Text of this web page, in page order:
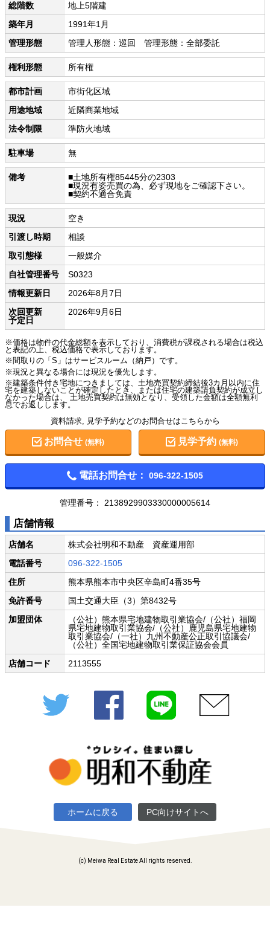
総階数
地上5階建
築年月
1991年1月
管理形態
管理人形態：巡回 管理形態：全部委託
権利形態 所有権
都市計画
市街化区域
用途地域
近隣商業地域
法令制限
準防火地域
駐車場 無
備考
■土地所有権85445分の2303
■現況有姿売買の為、必ず現地をご確認下さい。
■契約不適合免責
現況
空き
引渡し時期
相談
取引態様
一般媒介
自社管理番号
S0323
情報更新日
2026年8月7日
次回更新
予定日
2026年9月6日
※価格は物件の代金総額を表示しており、消費税が課税される場合は税込
と表記の上、税込価格で表示しております。
※間取りの「S」はサービスルーム（納戸）です。
※現況と異なる場合には現況を優先します。
※建築条件付き宅地につきましては、土地売買契約締結後3カ月以内に住
宅を建築しないことが確定したとき、または住宅の建築請負契約が成立し
なかった場合は、 土地売買契約は無効となり、受領した金額は全額無利
息でお返しします。
資料請求, 見学予約などのお問合せはこちらから
お問合せ (無料) 見学予約(無料)
電話お問合せ： 096-322-1505
管理番号： 2138929903330000005614
店舗情報
店舗名
株式会社明和不動産 資産運用部
電話番号
096-322-1505
住所
熊本県熊本市中央区辛島町4番35号
免許番号
国土交通大臣（3）第8432号
加盟団体
（公社）熊本県宅地建物取引業協会/（公社）福岡
県宅地建物取引業協会/（公社）鹿児島県宅地建物
取引業協会/（一社）九州不動産公正取引協議会/
（公社）全国宅地建物取引業保証協会会員
店舗コード
2113555
Twitter Facebook
ホームに戻る PC向けサイトへ
(c) Meiwa Real Estate All rights reserved.